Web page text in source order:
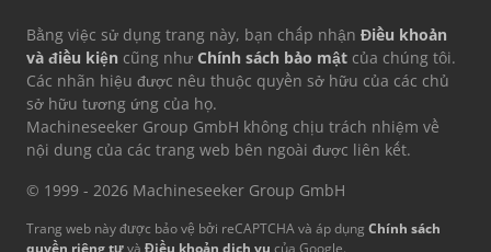
Bằng việc sử dụng trang này, bạn chấp nhận Điều khoản
và điều kiện cũng như Chính sách bảo mật của chúng tôi.
Các nhãn hiệu được nêu thuộc quyền sở hữu của các chủ
sở hữu tương ứng của họ.
Machineseeker Group GmbH không chịu trách nhiệm về
nội dung của các trang web bên ngoài được liên kết.
© 1999 - 2026 Machineseeker Group GmbH
Trang web này được bảo vệ bởi reCAPTCHA và áp dụng Chính sách
quyền riêng tưvà Điều khoản dịch vụ của Google.